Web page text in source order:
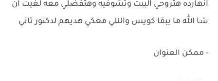
انهارده هتروحي البيت وتشوفيه وهتفضلي معه لغيت ان
شا الله ما يبقا كويس والللي معكي هديهم لدكتور تاني
- ممكن العنوان